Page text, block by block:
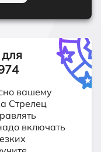
вашему
Стрелец
включать